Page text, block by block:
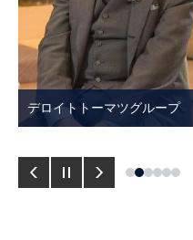
デロイトトーマツグループ
前
S
次